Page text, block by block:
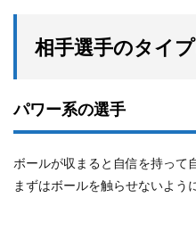
相手選手のタイ
パワー系の選手
ボールが収まると自信を持って
まずはボールを触らせないよう